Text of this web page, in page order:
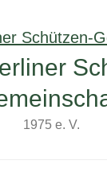
1975 e. V.